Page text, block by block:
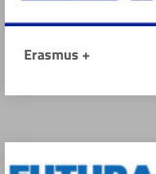
Erasmus +